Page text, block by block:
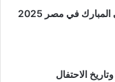
في مصر 2025
الاحتفال